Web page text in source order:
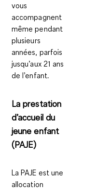
vous
accompagnent
même pendant
plusieurs
années, parfois
jusqu’aux 21 ans
de l’enfant.
La prestation
d’accueil du
jeune enfant
(PAJE)
La PAJE est une
allocation